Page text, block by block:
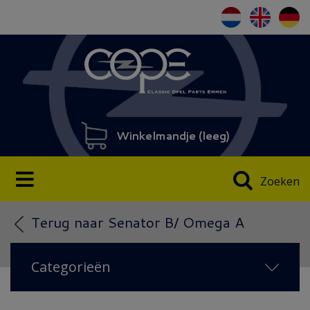
Winkelmandje (leeg)
Zoeken
Terug naar Senator B/ Omega A
Categorieën
NIEUW IN 2026(60)